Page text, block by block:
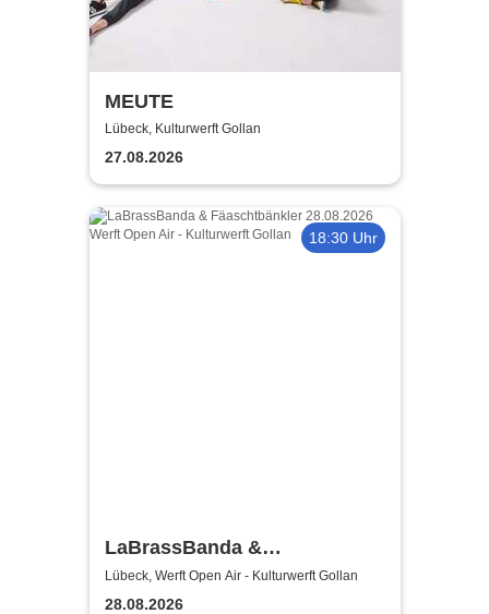
MEUTE
Lübeck, Kulturwerft Gollan
27.08.2026
18:30 Uhr
LaBrassBanda &
Fäaschtbänkler
Lübeck, Werft Open Air - Kulturwerft Gollan
28.08.2026